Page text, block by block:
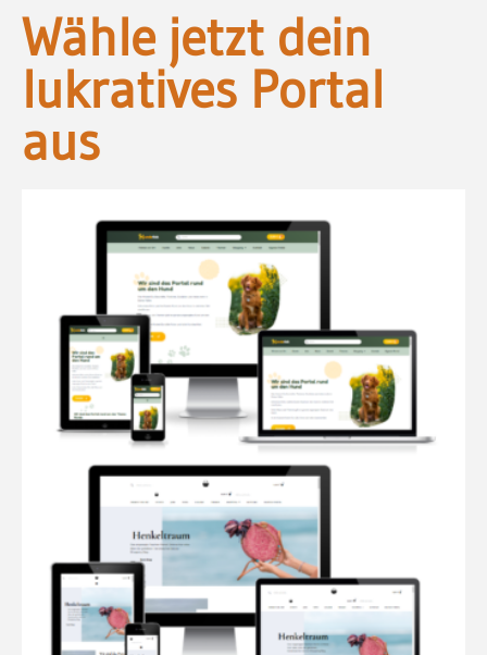
Wähle jetzt dein
lukratives Portal
aus